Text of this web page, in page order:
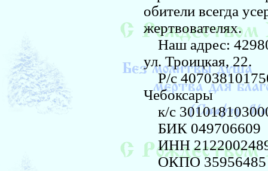
обители всегда
жертвователях.
Наш адрес:
ул. Троицкая, 22.
Р/с
Чебоксары
к/с
БИК 049706609
ИНН
ОКПО 35956485